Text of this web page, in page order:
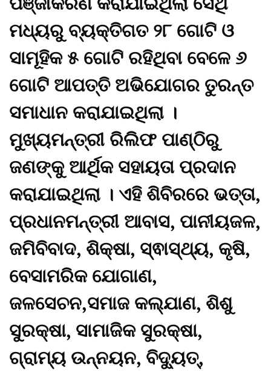
ମଧ୍ୟରୁ ବ୍ୟକ୍ତିଗତ ୨୮ ଗୋଟି ଓ
ସାମୂହିକ ୫ ଗୋଟି ରହିଥିବା ବେଳେ ୬
ଗୋଟି ଆପତ୍ତି ଅଭିଯୋଗର ତୁରନ୍ତ
ସମାଧାନ କରାଯାଇଥିଲା ।
ମୁଖ୍ୟମନ୍ତ୍ରୀ ରିଲିଫ ପାଣ୍ଠିରୁ
ଜଣଙ୍କୁ ଆର୍ଥିକ ସହାୟତା ପ୍ରଦାନ
କରାଯାଇଥିଲା । ଏହି ଶିବିରରେ ଭତ୍ତା,
ପ୍ରଧାନମନ୍ତ୍ରୀ ଆବାସ, ପାନୀୟଜଳ,
ଜମିବିବାଦ, ଶିକ୍ଷା, ସ୍ଵାସ୍ଥ୍ୟ, କୃଷି,
ବେସାମରିକ ଯୋଗାଣ,
ଜଳସେଚନ,ସମାଜ କଲ୍ଯାଣ, ଶିଶୁ
ସୁରକ୍ଷା, ସାମାଜିକ ସୁରକ୍ଷା,
ଗ୍ରାମ୍ୟ ଉନ୍ନୟନ, ବିଦ୍ୟୁତ୍,